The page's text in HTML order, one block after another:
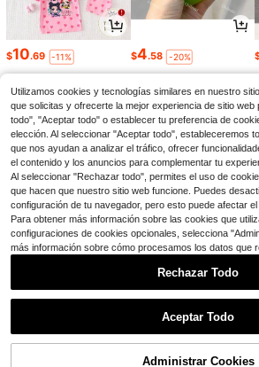
$10.69 -11% $4.58 -20%
13 13
Utilizamos cookies y tecnologías similares en nuestro
que solicitas y ofrecerte la mejor experiencia de sitio
todo", "Aceptar todo" o establecer tu preferencia de
elección. Al seleccionar "Aceptar todo", estableceremos
que nos ayudan a analizar el tráfico, ofrecer
el contenido y los anuncios para complementar tu
Al seleccionar "Rechazar todo", permites el uso de
que hacen que nuestro sitio web funcione. Puedes
configuración de tu navegador, pero esto puede afectar el
Para obtener más información sobre las cookies que
configuraciones de cookies opcionales, selecciona
más información sobre cómo procesamos los datos que
Rechazar Todo
Aceptar Todo
Administrar Cookies